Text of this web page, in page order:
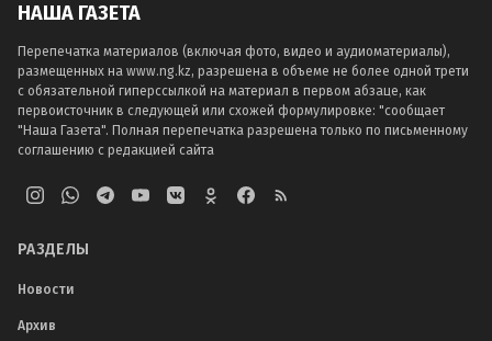
НАША ГАЗЕТА
Перепечатка материалов (включая фото, видео и аудиоматериалы),
размещенных на www.ng.kz, разрешена в объеме не более одной трети
с обязательной гиперссылкой на материал в первом абзаце, как
первоисточник в следующей или схожей формулировке: "сообщает
"Наша Газета". Полная перепечатка разрешена только по письменному
соглашению с редакцией сайта
РАЗДЕЛЫ
Новости
Архив